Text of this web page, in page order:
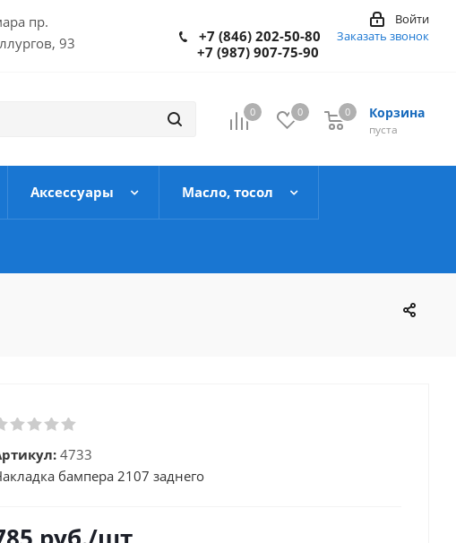
пр.
93
Войти
+7 (846) 202-50-80
+7 (987) 907-75-90
Заказать звонок
0 0 Корзина
пуста
0
Аксессуары Масло, тосол
4733
бампера 2107 заднего